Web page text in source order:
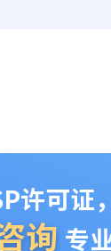
许可证
询 专